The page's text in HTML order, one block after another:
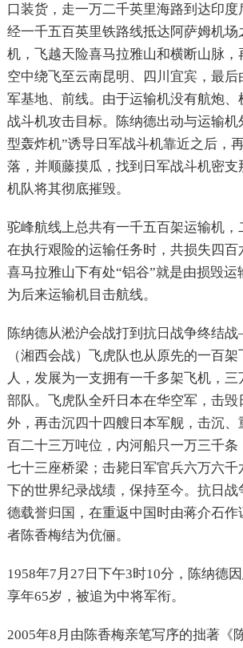
口装货，走一万二千英里海路到达印度
经一千五百英里铁路线抵达阿萨姆机
机，飞越天险喜马拉雅山和横断山脉，
空中绕飞至云南昆明、四川宜宾，最后
军基地、前线。由于运输机没有航炮、
战斗机攻击目标。陈纳德出动与运输
型轰炸机”诱导日军战斗机靠近之后，
落，并顺藤摸瓜，找到日军战斗机密
机队将其彻底摧毁。
驼峰航线上总共有一千五百架运输机，
在执行艰险的运输任务时，共损失四百
喜马拉雅山下有处“铝谷”就是由损毁
为后来运输机目击航线。
陈纳德从淞沪会战打到抗日战争终结战
（湘西会战）飞虎队也从原先的一百
人，发展为一支拥有一千多架飞机，
部队。飞虎队全歼日本在华空军，击毁
外，再击沉四十四艘日本军舰，击沉、
百二十三万吨位，内河船只一万三千
七十三座桥梁；击毙日军官兵六万六千
下的世界纪录战绩，保持至今。抗日战
德载誉归国，在重返中国时由蒋介石
者陈香梅结为伉俪。
1958年7月27日下午3时10分，陈纳德
享年65岁，被追为中将军衔。
2005年8月由陈香梅亲笔写序的拙著《